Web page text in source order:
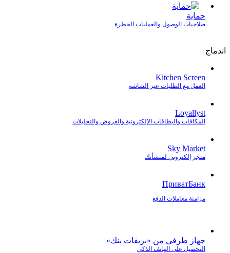
حماية
صلاحيات الوصول والعمليات الخطرة
اندماج
Kitchen Screen
العمل مع الطلبات عبر الشاشة
Loyallyst
المكافآت والبطاقات الإلكترونية والعروض والتحليلات
Sky Market
متجر إلكتروني لمنشأتك
ПриватБанк
مزامنة معاملات الدفع
جهاز طرفي من «بريفات بنك»
التحصيل على الهاتف الذكي